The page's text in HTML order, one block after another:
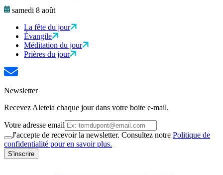
samedi 8 août
La fête du jour
Évangile
Méditation du jour
Prières du jour
Newsletter
Recevez Aleteia chaque jour dans votre boite e-mail.
Votre adresse email
J'accepte de recevoir la newsletter. Consultez notre Politique de
confidentialité pour en savoir plus.
S'inscrire